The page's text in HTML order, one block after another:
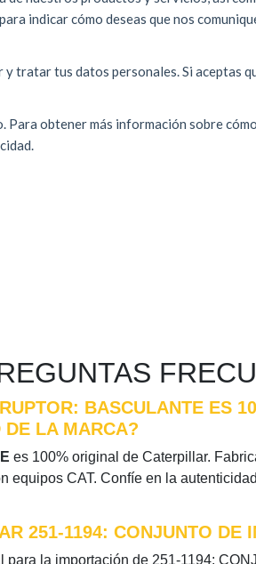
BASCULANTE ES
DE LA MARCA?
es 100% original de Caterpillar.
CAT. Confíe en la
251-1194: CONJUNTO DE
la importación de 251-1194: